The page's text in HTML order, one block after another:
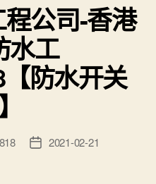
公司-香港
水工
防水开关
Post2021-02-21